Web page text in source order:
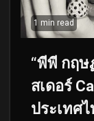
1 min read
“พีพี กฤ
สเดอร์
ประเทศ